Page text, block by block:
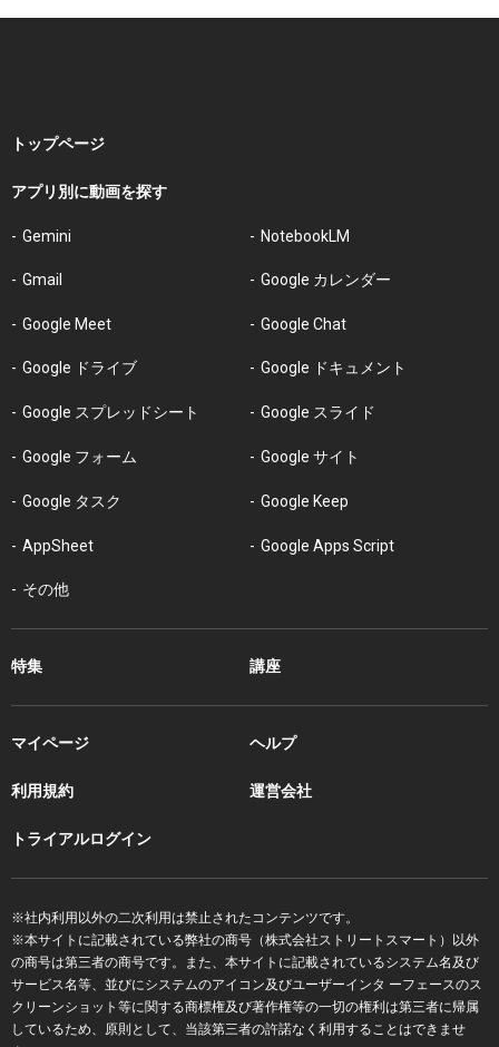
トップページ
アプリ別に動画を探す
Gemini NotebookLM
Gmail Google カレンダー
Google Meet Google Chat
Google ドライブ Google ドキュメント
Google スプレッドシート Google スライド
Google フォーム Google サイト
Google タスク Google Keep
AppSheet Google Apps Script
その他
特集 講座
マイページ ヘルプ
利用規約 運営会社
トライアルログイン
※社内利用以外の二次利用は禁止されたコンテンツです。
※本サイトに記載されている弊社の商号（株式会社ストリートスマート）以外
の商号は第三者の商号です。また、本サイトに記載されているシステム名及び
サービス名等、並びにシステムのアイコン及びユーザーインタ ーフェースのス
クリーンショット等に関する商標権及び著作権等の一切の権利は第三者に帰属
しているため、原則として、当該第三者の許諾なく利用することはできませ